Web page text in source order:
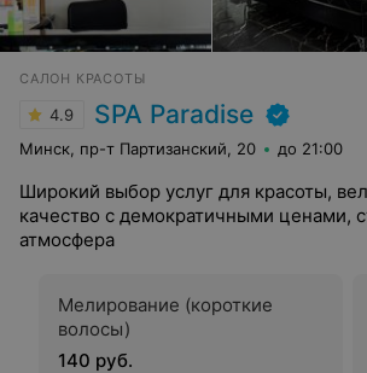
САЛОН КРАСОТЫ
4.9 SPA Paradise
Минск, пр-т Партизанский, 20 до 21:00
Широкий выбор услуг для красоты,
качество с демократичными ценами,
атмосфера
Мелирование (короткие
волосы)
140 руб.